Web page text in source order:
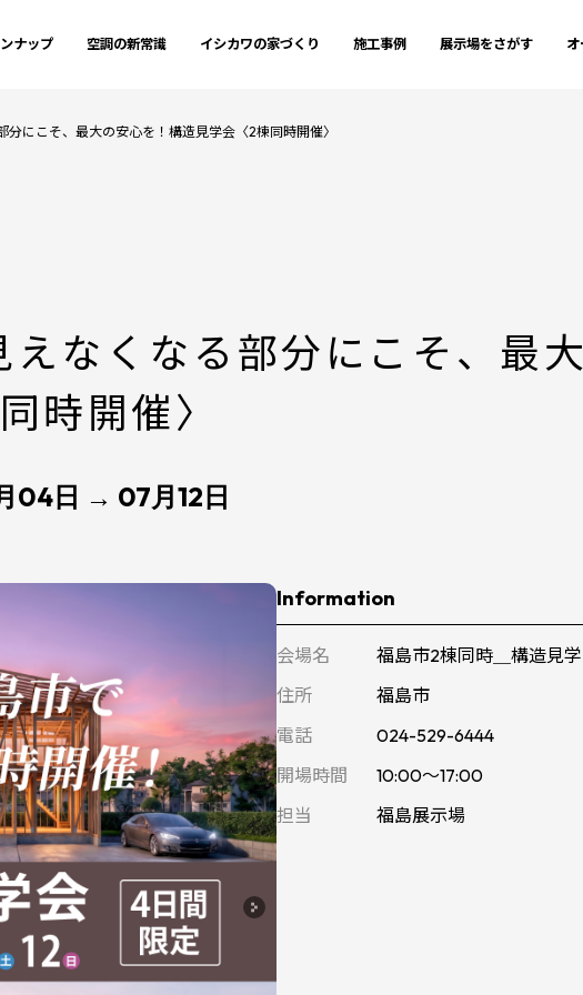
ナップ 空調の新常識 イシカワの家づくり 施工事例 展示場をさがす オ
にこそ、最大の安心を！構造見学会〈2棟同時開催〉
えなくなる部分にこそ、最
時開催〉
04日 → 07月12日
Information
会場名
福島市2棟同時＿構造見
住所
福島市
電話
024-529-6444
開場時間
10:00～17:00
担当
福島展示場